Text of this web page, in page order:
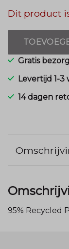
Dit product
Gratis
Levertijd 1-
14 dagen
95% Recycled